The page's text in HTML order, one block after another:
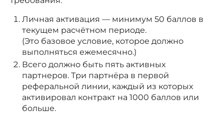
Личная активация — минимум 50 баллов в
текущем расчётном периоде.
(Это базовое условие, которое должно
выполняться ежемесячно.)
Всего должно быть пять активных
партнеров. Три партнёра в первой
реферальной линии, каждый из которых
активировал контракт на 1000 баллов или
больше.